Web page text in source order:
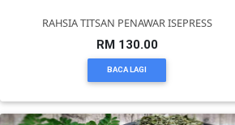
RAHSIA TITSAN PENAWAR ISEPRESS
RM 130.00
BACA LAGI
PELANCONGAN(1)
&